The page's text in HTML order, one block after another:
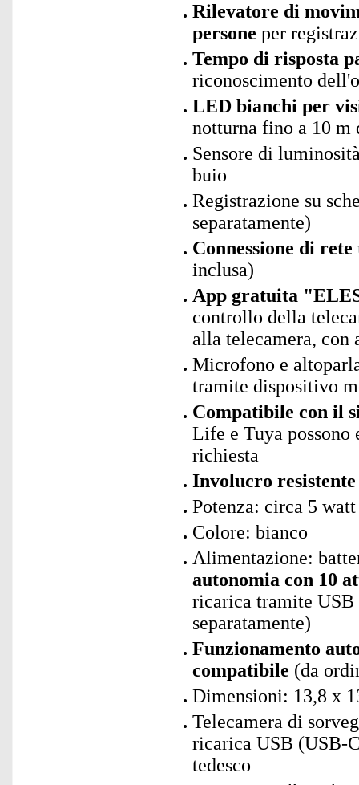
Rilevatore di
persone per
Tempo di risposta
riconoscimento
LED bianchi per
notturna fino a 10 m
Sensore di
buio
Registrazione su
separatamente)
Connessione di
inclusa)
App gratuita
controllo della
alla telecamera, con
Microfono e
tramite dispositivo
Compatibile con il
Life e Tuya possono
richiesta
Involucro
Potenza: circa 5 watt
Colore: bianco
Alimentazione:
autonomia con 10
ricarica tramite USB
separatamente)
Funzionamento
compatibile (da
Dimensioni: 13,8 x
Telecamera di
ricarica USB (USB-
tedesco